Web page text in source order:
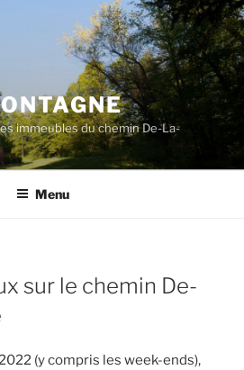
immeubles du chemin De-La-
Menu
sur le chemin De-
(y compris les week-ends),